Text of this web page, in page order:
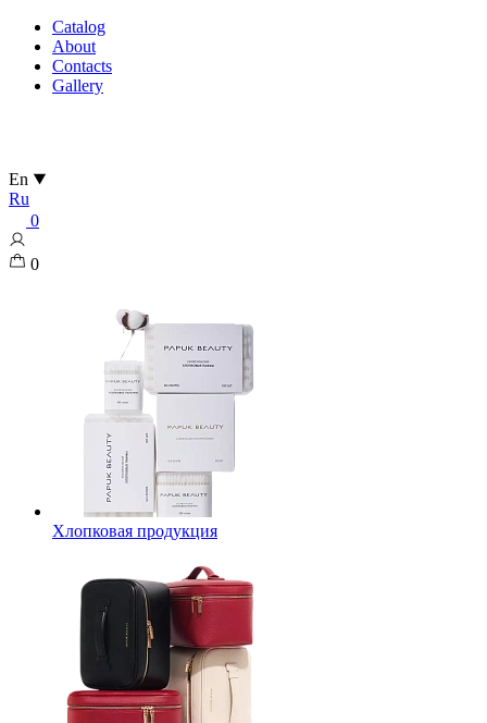
Catalog
About
Contacts
Gallery
En
Ru
0
0
Хлопковая продукция